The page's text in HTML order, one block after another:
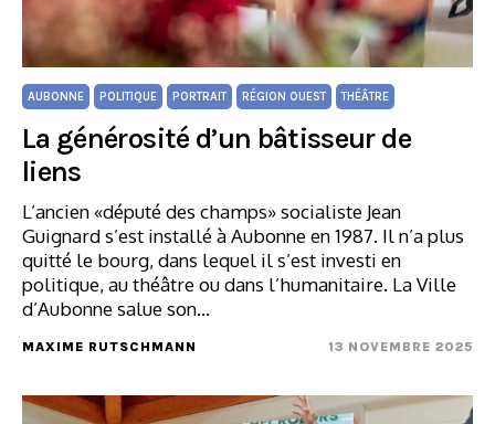
AUBONNE POLITIQUE PORTRAIT RÉGION OUEST THÉÂTRE
La générosité d’un bâtisseur de
liens
L’ancien «député des champs» socialiste Jean
Guignard s’est installé à Aubonne en 1987. Il n’a plus
quitté le bourg, dans lequel il s’est investi en
politique, au théâtre ou dans l’humanitaire. La Ville
d’Aubonne salue son…
MAXIME RUTSCHMANN 13 NOVEMBRE 2025